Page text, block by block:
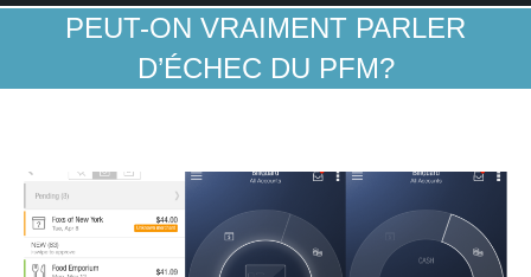
PEUT-ON VRAIMENT PARLER
D’ÉCHEC DU PFM?